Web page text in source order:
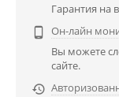
Гарантия на

Он-лайн
Вы можете
сайте.
